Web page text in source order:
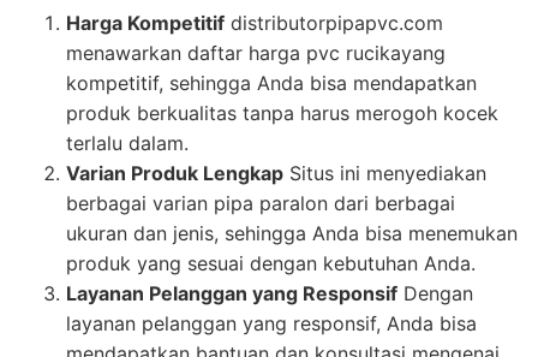
Harga Kompetitif distributorpipapvc.com
menawarkan daftar harga pvc rucikayang
kompetitif, sehingga Anda bisa mendapatkan
produk berkualitas tanpa harus merogoh kocek
terlalu dalam.
Varian Produk Lengkap Situs ini menyediakan
berbagai varian pipa paralon dari berbagai
ukuran dan jenis, sehingga Anda bisa menemukan
produk yang sesuai dengan kebutuhan Anda.
Layanan Pelanggan yang Responsif Dengan
layanan pelanggan yang responsif, Anda bisa